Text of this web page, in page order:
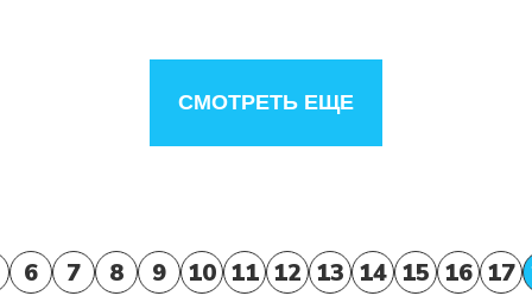
СМОТРЕТЬ ЕЩЕ
6 7 8 9 10 11 12 13 14 15 16 17